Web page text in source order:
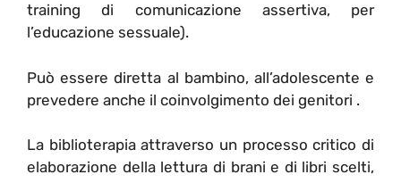
training di comunicazione assertiva, per
l’educazione sessuale).
Può essere diretta al bambino, all’adolescente e
prevedere anche il coinvolgimento dei genitori .
La biblioterapia attraverso un processo critico di
elaborazione della lettura di brani e di libri scelti,